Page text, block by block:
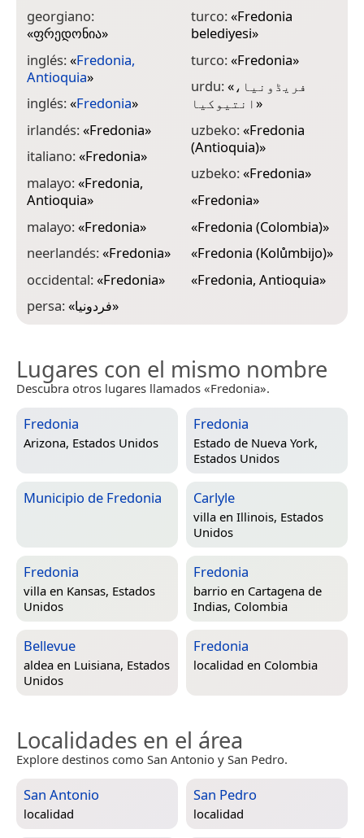
georgiano:
«ფრედონია»
inglés:«Fredonia,
Antioquia»
inglés:«Fredonia»
irlandés:«Fredonia»
italiano:«Fredonia»
malayo:«Fredonia,
Antioquia»
malayo:«Fredonia»
neerlandés:«Fredonia»
occidental:«Fredonia»
persa:«فردونیا»
turco:«Fredonia
belediyesi»
turco:«Fredonia»
urdu:«فریڈونیا،
انتیوکیا»
uzbeko:«Fredonia
(Antioquia)»
uzbeko:«Fredonia»
«Fredonia»
«Fredonia (Colombia)»
«Fredonia (Kolůmbijo)»
«Fredonia, Antioquia»
Lugares con el mismo nombre
Descubra otros lugares llamados «Fredonia».
Fredonia
Arizona, Estados Unidos
Fredonia
Estado de Nueva York,
Estados Unidos
Municipio de Fredonia Carlyle
villa en Illinois, Estados
Unidos
Fredonia
villa en Kansas, Estados
Unidos
Fredonia
barrio en Cartagena de
Indias, Colombia
Bellevue
aldea en Luisiana, Estados
Unidos
Fredonia
localidad en Colombia
Localidades en el área
Explore destinos como San Antonio y San Pedro.
San Antonio
localidad
San Pedro
localidad